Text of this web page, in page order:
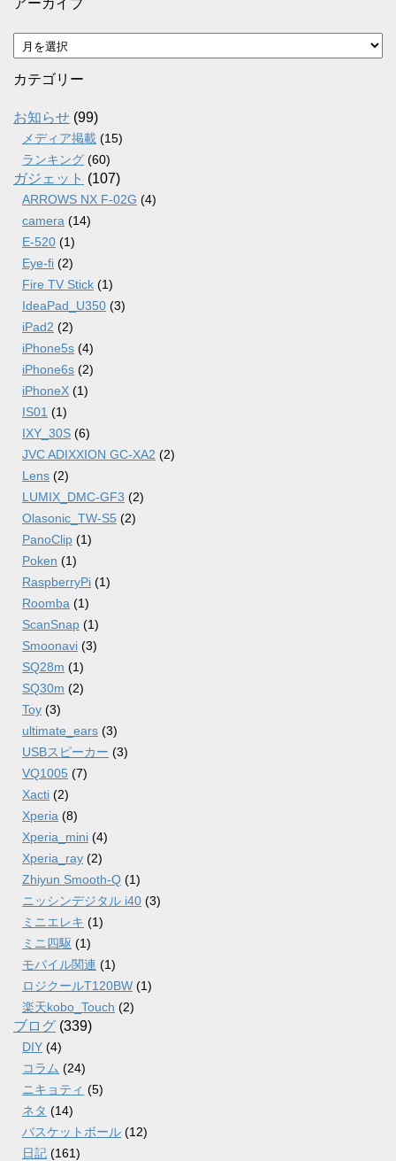
アーカイブ
ア
ー
カ
ブ
カテゴリー
お知らせ (99)
メディア掲載 (15)
ランキング (60)
ガジェット (107)
ARROWS NX F-02G (4)
camera (14)
E-520 (1)
Eye-fi (2)
Fire TV Stick (1)
IdeaPad_U350 (3)
iPad2 (2)
iPhone5s (4)
iPhone6s (2)
iPhoneX (1)
IS01 (1)
IXY_30S (6)
JVC ADIXXION GC-XA2 (2)
Lens (2)
LUMIX_DMC-GF3 (2)
Olasonic_TW-S5 (2)
PanoClip (1)
Poken (1)
RaspberryPi (1)
Roomba (1)
ScanSnap (1)
Smoonavi (3)
SQ28m (1)
SQ30m (2)
Toy (3)
ultimate_ears (3)
USBスピーカー (3)
VQ1005 (7)
Xacti (2)
Xperia (8)
Xperia_mini (4)
Xperia_ray (2)
Zhiyun Smooth-Q (1)
ニッシンデジタル i40 (3)
ミニエレキ (1)
ミニ四駆 (1)
モバイル関連 (1)
ロジクールT120BW (1)
楽天kobo_Touch (2)
ブログ (339)
DIY (4)
コラム (24)
ニキョティ (5)
ネタ (14)
バスケットボール (12)
日記 (161)